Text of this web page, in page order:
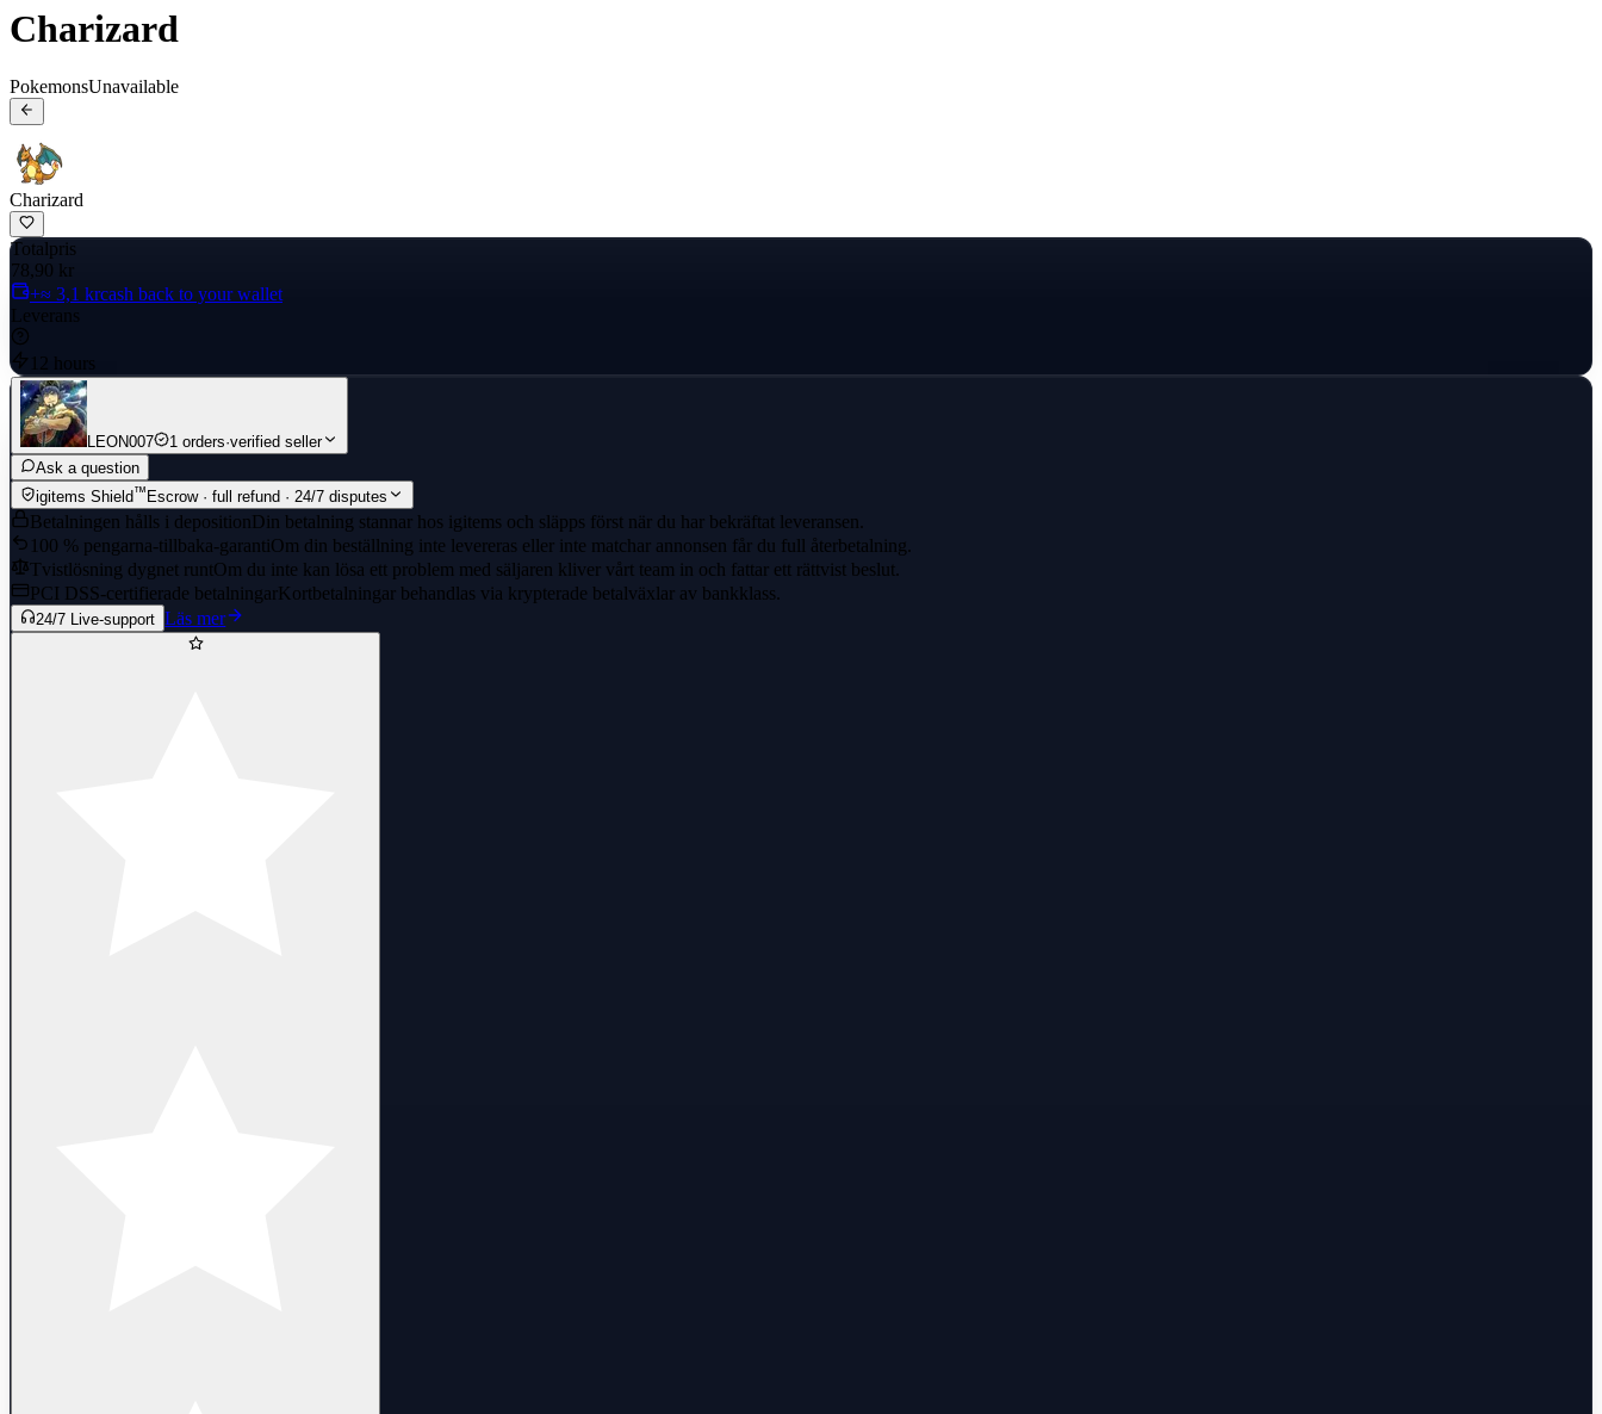
Charizard
PokemonsUnavailable
Charizard
Totalpris
78,90 kr
+≈ 3,1 krcash back to your wallet
Leverans
12 hours
LEON007 1 orders·verified seller
Ask a question
igitems Shield™ Escrow · full refund · 24/7 disputes
Betalningen hålls i depositionDin betalning stannar hos igitems och släpps först när du har bekräftat leveransen.
100 % pengarna-tillbaka-garantiOm din beställning inte levereras eller inte matchar annonsen får du full återbetalning.
Tvistlösning dygnet runtOm du inte kan lösa ett problem med säljaren kliver vårt team in och fattar ett rättvist beslut.
PCI DSS-certifierade betalningarKortbetalningar behandlas via krypterade betalväxlar av bankklass.
24/7 Live-support Läs mer